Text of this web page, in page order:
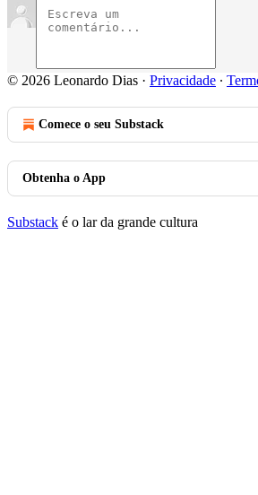
© 2026 Leonardo Dias · Privacidade ∙
Comece o seu Substack
Obtenha o App
Substack é o lar da grande cultura